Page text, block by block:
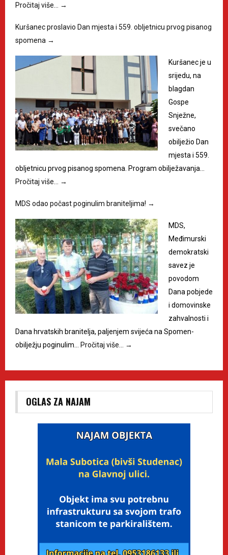
Pročitaj više…
→
Kuršanec proslavio Dan mjesta i 559. obljetnicu prvog pisanog
spomena →
Kuršanec je u
srijedu, na
blagdan
Gospe
Snježne,
svečano
obilježio Dan
mjesta i 559.
obljetnicu prvog pisanog spomena. Program obilježavanja…
Pročitaj više…
→
MDS odao počast poginulim braniteljima! →
MDS,
Međimurski
demokratski
savez je
povodom
Dana pobjede
i domovinske
zahvalnosti i
Dana hrvatskih branitelja, paljenjem svijeća na Spomen-
obilježju poginulim…
Pročitaj više… →
OGLAS ZA NAJAM